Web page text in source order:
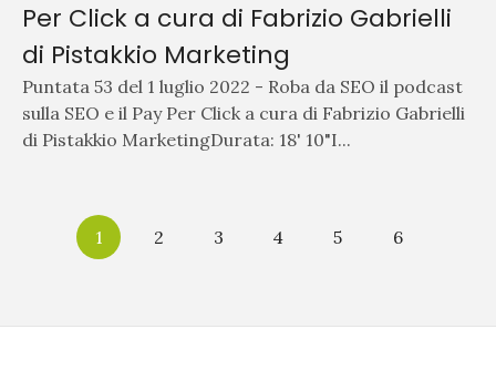
Per Click a cura di Fabrizio Gabrielli
di Pistakkio Marketing
Puntata 53 del 1 luglio 2022 - Roba da SEO il podcast
sulla SEO e il Pay Per Click a cura di Fabrizio Gabrielli
di Pistakkio MarketingDurata: 18' 10"I...
1 2 3 4 5 6